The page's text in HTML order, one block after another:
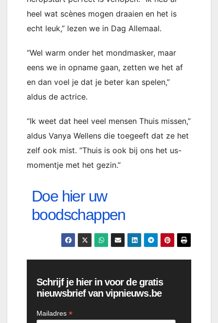
heel wat scènes mogen draaien en het is
echt leuk,” lezen we in Dag Allemaal.
“Wel warm onder het mondmasker, maar
eens we in opname gaan, zetten we het af
en dan voel je dat je beter kan spelen,”
aldus de actrice.
“Ik weet dat heel veel mensen Thuis missen,”
aldus Vanya Wellens die toegeeft dat ze het
zelf ook mist. “Thuis is ook bij ons het us-
momentje met het gezin.”
Doe hier uw
boodschappen
Schrijf je hier in voor de gratis
nieuwsbrief van vipnieuws.be
Mailadres *